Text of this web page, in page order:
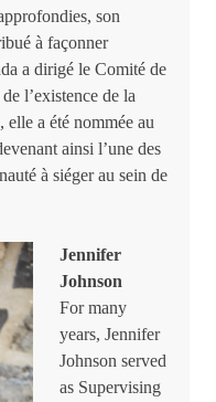
son
à façonner
a dirigé le Comité de
l’existence de la
a été nommée au
ainsi l’une des
à siéger au sein de
Jennifer
Johnson
For many
years, Jennifer
Johnson served
as Supervising